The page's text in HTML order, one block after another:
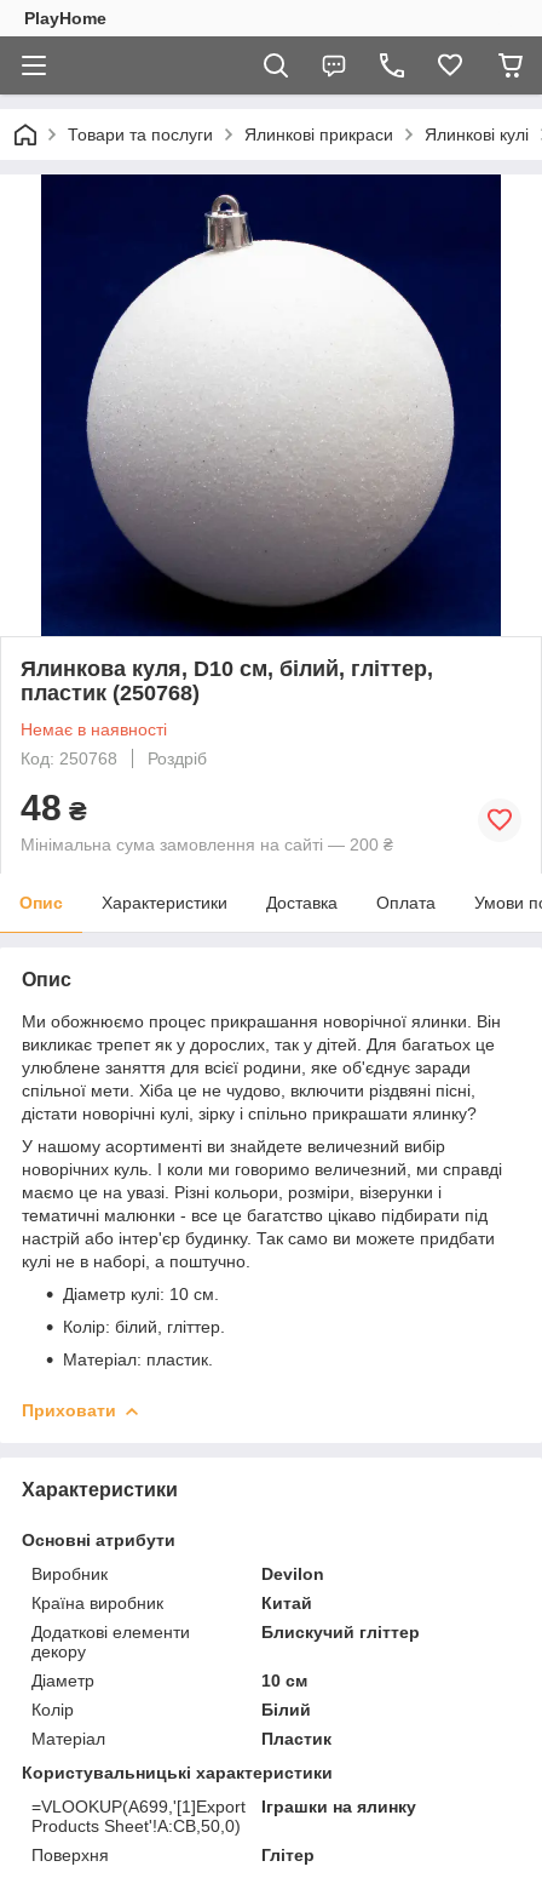
PlayHome
Товари та послуги Ялинкові прикраси Ялинкові кулі
Ялинкова куля, D10 см, білий, гліттер,
пластик (250768)
Немає в наявності
Код: 250768
Роздріб
48 ₴
Мінімальна сума замовлення на сайті — 200 ₴
Опис Характеристики Доставка Оплата Умови
Опис
Ми обожнюємо процес прикрашання новорічної ялинки. Він
викликає трепет як у дорослих, так у дітей. Для багатьох це
улюблене заняття для всієї родини, яке об'єднує заради
спільної мети. Хіба це не чудово, включити різдвяні пісні,
дістати новорічні кулі, зірку і спільно прикрашати ялинку?
У нашому асортименті ви знайдете величезний вибір
новорічних куль. І коли ми говоримо величезний, ми справді
маємо це на увазі. Різні кольори, розміри, візерунки і
тематичні малюнки - все це багатство цікаво підбирати під
настрій або інтер'єр будинку. Так само ви можете придбати
кулі не в наборі, а поштучно.
Діаметр кулі: 10 см.
Колір: білий, гліттер.
Матеріал: пластик.
Приховати
Характеристики
Основні атрибути
Виробник
Devilon
Країна виробник
Китай
Додаткові елементи
декору
Блискучий гліттер
Діаметр
10 см
Колір
Білий
Матеріал
Пластик
Користувальницькі характеристики
=VLOOKUP(A699,'[1]Export
Products Sheet'!A:CB,50,0)
Іграшки на ялинку
Поверхня Глітер